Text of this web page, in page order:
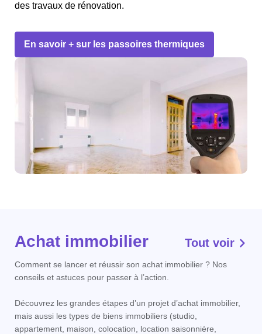
des travaux de rénovation.
En savoir + sur les passoires thermiques
Achat immobilier Tout voir
Comment se lancer et réussir son achat immobilier ? Nos
conseils et astuces pour passer à l’action.
Découvrez les grandes étapes d’un projet d’achat immobilier,
mais aussi les types de biens immobiliers (studio,
appartement, maison, colocation, location saisonnière,